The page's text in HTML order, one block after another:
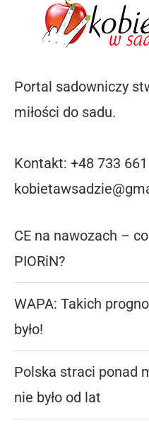
Portal sadowniczy
miłości do sadu.
Kontakt: +48 733
CE na nawozach –
PIORiN?
WAPA: Takich
było!
Polska straci ponad
nie było od lat